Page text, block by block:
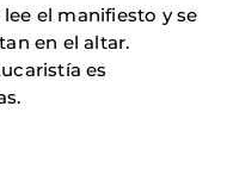
el manifiesto y se
en el altar.
es